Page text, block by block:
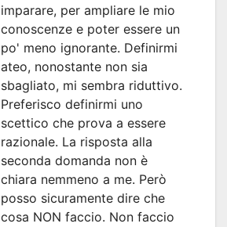
imparare, per ampliare le mio
conoscenze e poter essere un
po' meno ignorante. Definirmi
ateo, nonostante non sia
sbagliato, mi sembra riduttivo.
Preferisco definirmi uno
scettico che prova a essere
razionale. La risposta alla
seconda domanda non è
chiara nemmeno a me. Però
posso sicuramente dire che
cosa NON faccio. Non faccio